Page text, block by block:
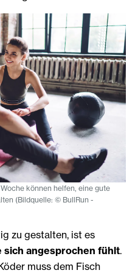
können helfen, eine gute
(Bildquelle: © BullRun -
zu gestalten, ist es
sich angesprochen fühlt.
muss dem Fisch